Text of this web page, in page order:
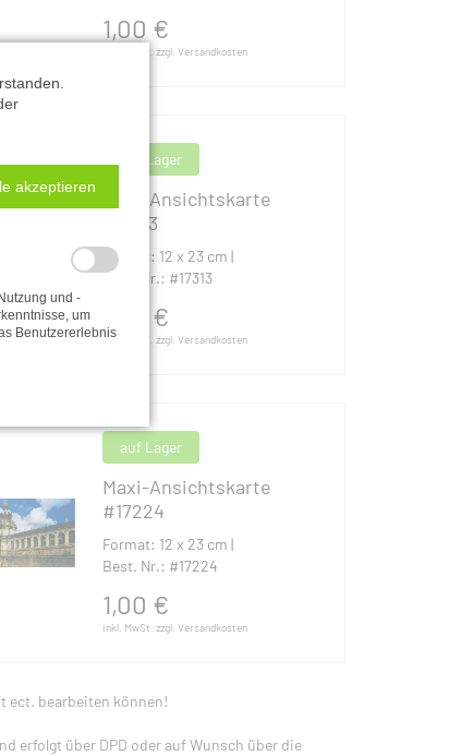
1,00 €
inkl. MwSt. zzgl. Versandkosten
auf Lager
Maxi-Ansichtskarte
#17313
Format: 12 x 23 cm |
Best. Nr.: #17313
€
inkl. MwSt. zzgl. Versandkosten
auf Lager
Maxi-Ansichtskarte
#17224
Format: 12 x 23 cm |
Best. Nr.: #17224
1,00 €
inkl. MwSt. zzgl. Versandkosten
ect. bearbeiten können!
erfolgt über DPD oder auf Wunsch über die
akzeptieren
und -
um
Benutzererlebnis